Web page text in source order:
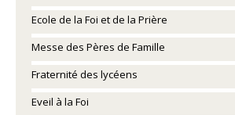
Ecole de la Foi et de la Prière
Messe des Pères de Famille
Fraternité des lycéens
Eveil à la Foi